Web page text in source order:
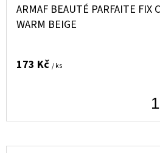
ARMAF BEAUTÉ PARFAITE FIX
WARM BEIGE
173 Kč / ks